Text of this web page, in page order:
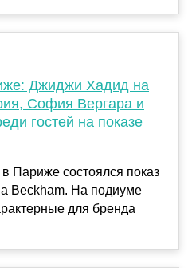
Джиджи Хадид на
София Вергара и
гостей на показе
Париже состоялся показ
Beckham. На подиуме
для бренда